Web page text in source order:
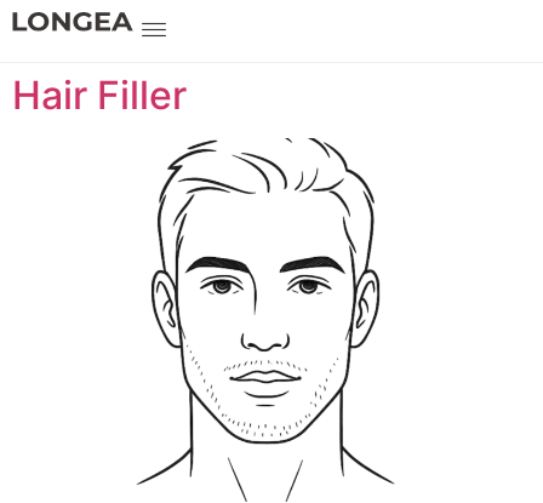
Hair Filler